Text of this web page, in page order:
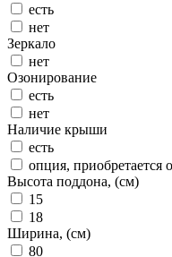
есть
нет
Зеркало
нет
Озонирование
есть
нет
Наличие крыши
есть
опция, приобретается
Высота поддона, (см)
15
18
Ширина, (см)
80